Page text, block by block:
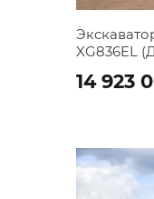
XG836EL
14 923